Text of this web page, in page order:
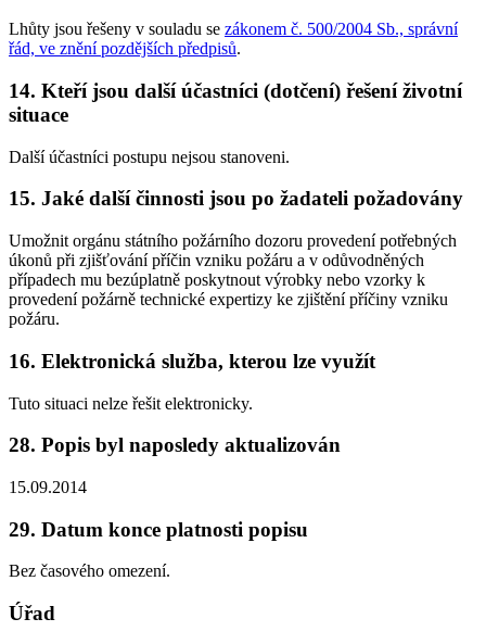
Lhůty jsou řešeny v souladu se zákonem č. 500/2004 Sb., správní
řád, ve znění pozdějších předpisů.
14. Kteří jsou další účastníci (dotčení) řešení životní
situace
Další účastníci postupu nejsou stanoveni.
15. Jaké další činnosti jsou po žadateli požadovány
Umožnit orgánu státního požárního dozoru provedení potřebných
úkonů při zjišťování příčin vzniku požáru a v odůvodněných
případech mu bezúplatně poskytnout výrobky nebo vzorky k
provedení požárně technické expertizy ke zjištění příčiny vzniku
požáru.
16. Elektronická služba, kterou lze využít
Tuto situaci nelze řešit elektronicky.
28. Popis byl naposledy aktualizován
15.09.2014
29. Datum konce platnosti popisu
Bez časového omezení.
Úřad